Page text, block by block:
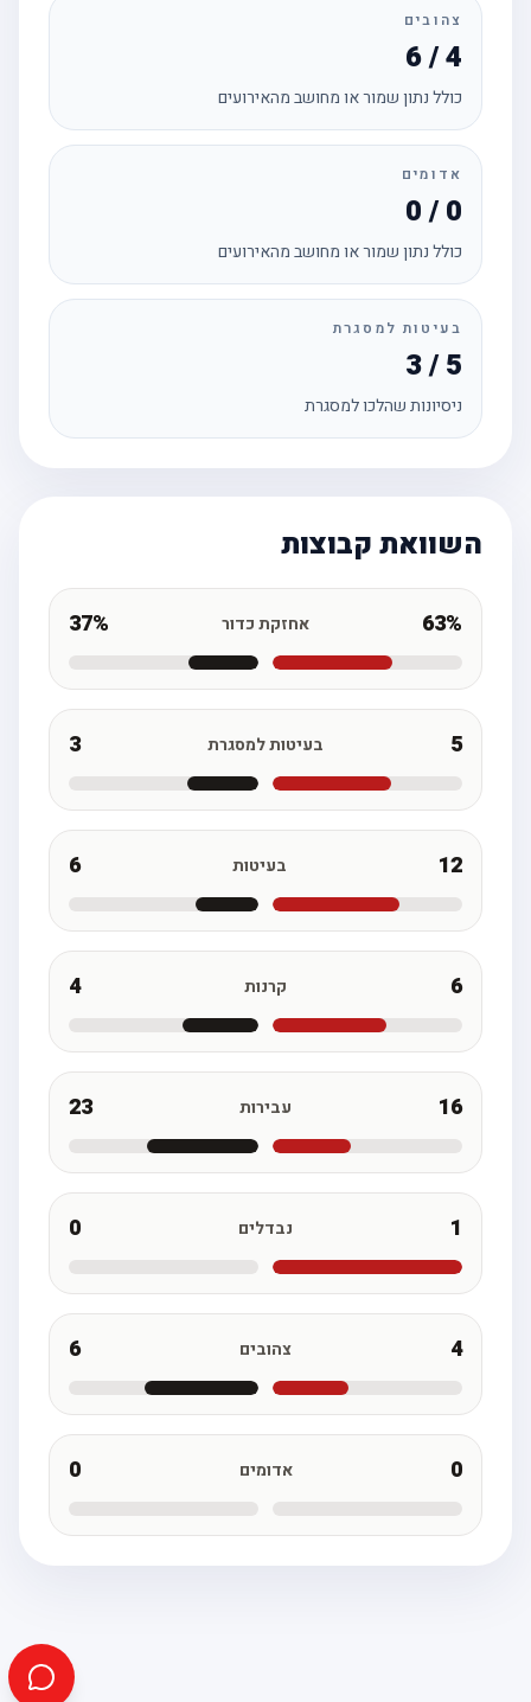
צהובים
6 / 4
כולל נתון שמור או מחושב מהאירועים
אדומים
0 / 0
כולל נתון שמור או מחושב מהאירועים
בעיטות למסגרת
3 / 5
ניסיונות שהלכו למסגרת
השוואת קבוצות
63% אחזקת כדור 37%
בעיטות למסגרת
12 בעיטות
קרנות
16 עבירות 23
נבדלים
צהובים
אדומים